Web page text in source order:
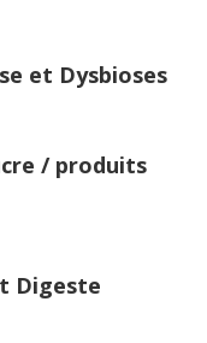
et Dysbioses
/ produits
Digeste